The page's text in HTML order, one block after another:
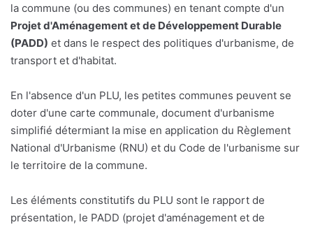
la commune (ou des communes) en tenant compte d'un
Projet d'Aménagement et de Développement Durable
(PADD) et dans le respect des politiques d'urbanisme, de
transport et d'habitat.
En l'absence d'un PLU, les petites communes peuvent se
doter d'une carte communale, document d'urbanisme
simplifié détermiant la mise en application du Règlement
National d'Urbanisme (RNU) et du Code de l'urbanisme sur
le territoire de la commune.
Les éléments constitutifs du PLU sont le rapport de
présentation, le PADD (projet d'aménagement et de